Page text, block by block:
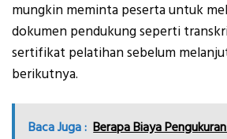
mungkin meminta peserta untuk
dokumen pendukung seperti
sertifikat pelatihan sebelum
berikutnya.
Baca Juga : Berapa Biaya